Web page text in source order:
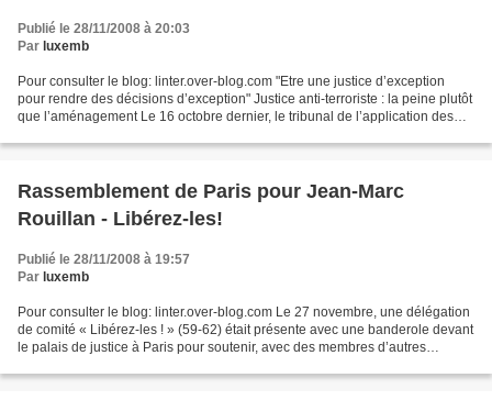
Publié le 28/11/2008 à 20:03
Par luxemb
Pour consulter le blog: linter.over-blog.com "Etre une justice d’exception
pour rendre des décisions d’exception" Justice anti-terroriste : la peine plutôt
que l’aménagement Le 16 octobre dernier, le tribunal de l’application des
Rassemblement de Paris pour Jean-Marc
Rouillan - Libérez-les!
Publié le 28/11/2008 à 19:57
Par luxemb
Pour consulter le blog: linter.over-blog.com Le 27 novembre, une délégation
de comité « Libérez-les ! » (59-62) était présente avec une banderole devant
le palais de justice à Paris pour soutenir, avec des membres d’autres